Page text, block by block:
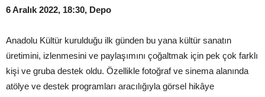
6 Aralık 2022, 18:30, Depo
Anadolu Kültür kurulduğu ilk günden bu yana kültür sanatın
üretimini, izlenmesini ve paylaşımını çoğaltmak için pek çok farklı
kişi ve gruba destek oldu. Özellikle fotoğraf ve sinema alanında
atölye ve destek programları aracılığıyla görsel hikâye